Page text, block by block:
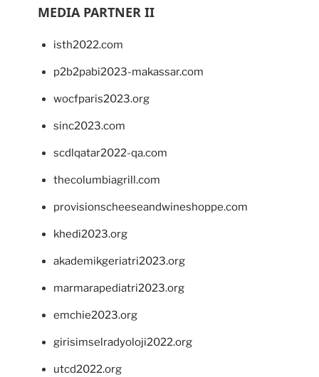
MEDIA PARTNER II
isth2022.com
p2b2pabi2023-makassar.com
wocfparis2023.org
sinc2023.com
scdlqatar2022-qa.com
thecolumbiagrill.com
provisionscheeseandwineshoppe.com
khedi2023.org
akademikgeriatri2023.org
marmarapediatri2023.org
emchie2023.org
girisimselradyoloji2022.org
utcd2022.org